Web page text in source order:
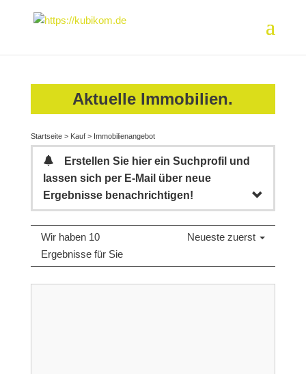
Aktuelle Immobilien.
Startseite> Kauf> Immobilienangebot
Erstellen Sie hier ein Suchprofil und
lassen sich per E-Mail über neue
Ergebnisse benachrichtigen!
Wir haben 10
Ergebnisse für Sie
Neueste zuerst